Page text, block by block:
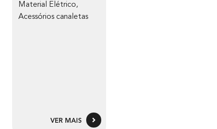
Material Elétrico,
Acessórios canaletas
VER MAIS